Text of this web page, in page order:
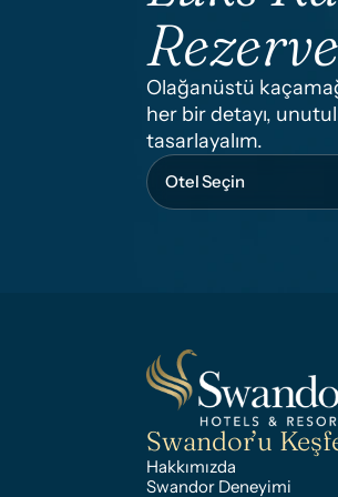
Olağanüstü
her bir detayı,
tasarlayalım.
Swandor’u
Hakkımızda
Swandor Deneyimi